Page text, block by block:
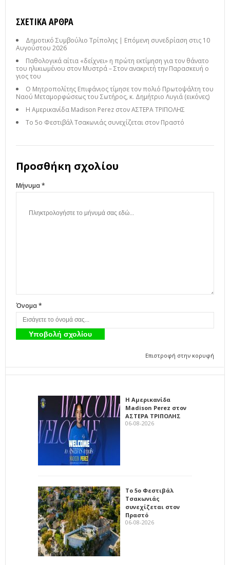
ΣΧΕΤΙΚΆ ΆΡΘΡΑ
Δημοτικό Συμβούλιο Τρίπολης | Επόμενη συνεδρίαση στις 10
Αυγούστου 2026
Παθολογικά αίτια «δείχνει» η πρώτη εκτίμηση για τον θάνατο
του ηλικιωμένου στον Μυστρά – Στον ανακριτή την Παρασκευή ο
γιος του
Ο Μητροπολίτης Επιφάνιος τίμησε τον πολιό Πρωτοψάλτη του
Ναού Μεταμορφώσεως του Σωτήρος, κ. Δημήτριο Λυγιά (εικόνες)
Η Αμερικανίδα Madison Perez στον ΑΣΤΕΡΑ ΤΡΙΠΟΛΗΣ
Το 5ο Φεστιβάλ Τσακωνιάς συνεχίζεται στον Πραστό
Προσθήκη σχολίου
Μήνυμα *
Όνομα *
Επιστροφή στην κορυφή
Η Αμερικανίδα
Madison Perez στον
ΑΣΤΕΡΑ ΤΡΙΠΟΛΗΣ
06-08-2026
Το 5ο Φεστιβάλ
Τσακωνιάς
συνεχίζεται στον
Πραστό
06-08-2026